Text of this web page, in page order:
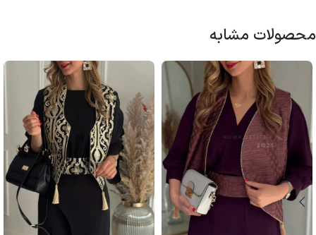
محصولات مشابه